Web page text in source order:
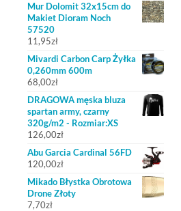
Mur Dolomit 32x15cm do
Makiet Dioram Noch
57520
11,95zł
Mivardi Carbon Carp Żyłka
0,260mm 600m
68,00zł
DRAGOWA męska bluza
spartan army, czarny
320g/m2 - Rozmiar:XS
126,00zł
Abu Garcia Cardinal 56FD
120,00zł
Mikado Błystka Obrotowa
Drone Złoty
7,70zł